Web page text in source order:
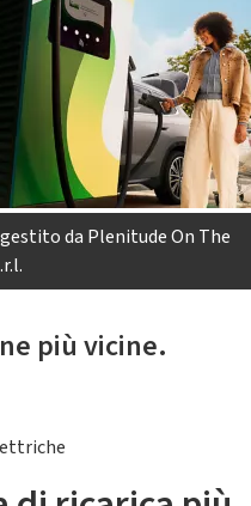
da Plenitude On The
più vicine.